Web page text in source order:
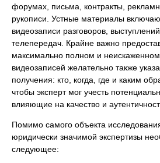
форумах, письма, контракты,
рукописи. Устные материалы
видеозаписи разговоров,
телепередач. Крайне важно
максимально полном и
видеозаписей желательно также
получения: кто, когда, где и каким
чтобы эксперт мог учесть
влияющие на качество и
Помимо самого объекта
юридически значимой экспертизы
следующее: